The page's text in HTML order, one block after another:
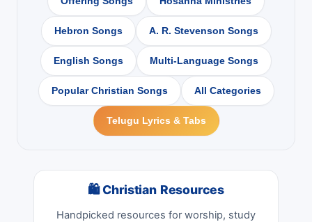
Hebron Songs A. R. Stevenson Songs
English Songs Multi-Language Songs
Popular Christian Songs All Categories
Telugu Lyrics & Tabs
🛍 Christian Resources
Handpicked resources for worship, study